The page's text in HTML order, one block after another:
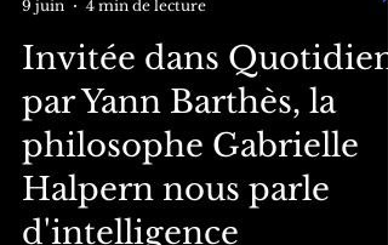
gabriellehalpern
4 min de lecture
Invitée dans Quotidien
par Yann Barthès, la
philosophe Gabrielle
Halpern nous parle